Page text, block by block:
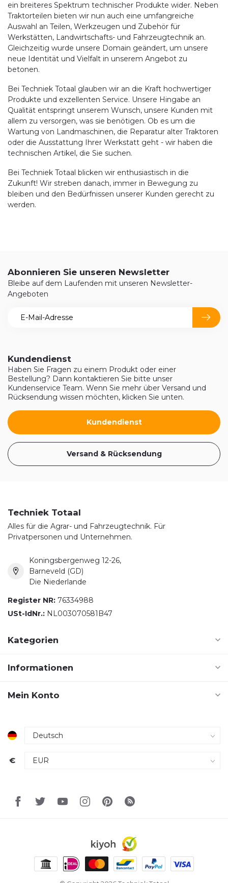
ein breiteres Spektrum technischer Produkte wider. Neben
Traktorteilen bieten wir nun auch eine umfangreiche
Auswahl an Teilen, Werkzeugen und Zubehör für
Werkstätten, Landwirtschafts- und Fahrzeugtechnik an.
Gleichzeitig wurde unsere Domain geändert, um unsere
neue Identität und Vielfalt in unserem Angebot zu
betonen.
Bei Techniek Totaal glauben wir an die Kraft hochwertiger
Produkte und exzellenten Service. Unsere Hingabe an
Qualität entspringt unserem Wunsch, unsere Kunden mit
allem zu versorgen, was sie benötigen. Ob es um die
Wartung von Landmaschinen, die Reparatur alter Traktoren
oder die Ausstattung Ihrer Werkstatt geht - wir haben die
technischen Artikel, die Sie suchen.
Bei Techniek Totaal blicken wir enthusiastisch in die
Zukunft! Wir streben danach, immer in Bewegung zu
bleiben und den Bedürfnissen unserer Kunden gerecht zu
werden.
Kundendienst
Haben Sie Fragen zu einem Produkt oder einer
Bestellung? Dann kontaktieren Sie bitte unser
Kundenservice Team. Wenn Sie mehr über Versand und
Rücksendung wissen möchten, klicken Sie unten.
Kundendienst
Versand & Rücksendung
Abonnieren Sie unseren Newsletter
Bleibe auf dem Laufenden mit unseren Newsletter-
Angeboten
Techniek Totaal
Alles für die Agrar- und Fahrzeugtechnik. Für
Privatpersonen und Unternehmen.
Koningsbergenweg 12-26,
Barneveld (GD)
Die Niederlande
Register NR: 76334988
USt-IdNr.: NL003070581B47
Kategorien
Informationen
Mein Konto
€